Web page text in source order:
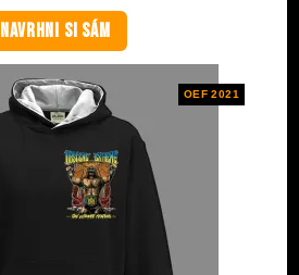
NAVRHNI SI SÁM
OEF 2021